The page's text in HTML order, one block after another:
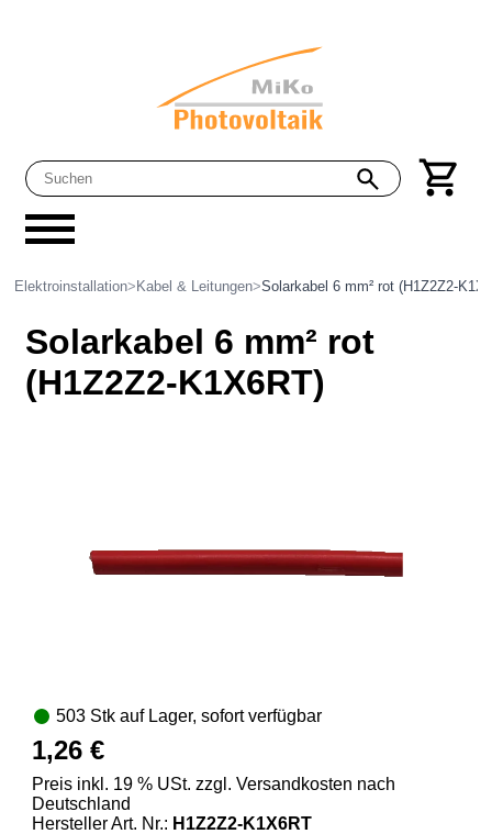
Elektroinstallation> Kabel & Leitungen>Solarkabel 6 mm² rot (H1Z2Z2-
Solarkabel 6 mm² rot
(H1Z2Z2-K1X6RT)
503 Stk auf Lager, sofort verfügbar
1,26 €
Preis inkl. 19 % USt. zzgl. Versandkosten nach
Deutschland
Hersteller Art. Nr.: H1Z2Z2-K1X6RT